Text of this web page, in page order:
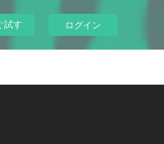
試す ログイン